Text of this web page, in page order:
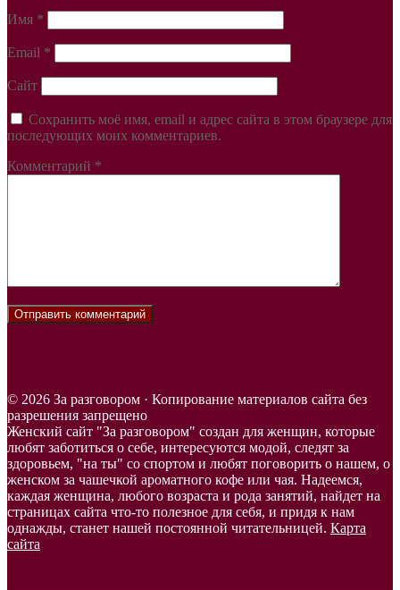
Имя *
Email *
Сайт
Сохранить моё имя, email и адрес сайта в этом браузере для
последующих моих комментариев.
Комментарий *
© 2026 За разговором · Копирование материалов сайта без
разрешения запрещено
Женский сайт "За разговором" создан для женщин, которые
любят заботиться о себе, интересуются модой, следят за
здоровьем, "на ты" со спортом и любят поговорить о нашем, о
женском за чашечкой ароматного кофе или чая. Надеемся,
каждая женщина, любого возраста и рода занятий, найдет на
страницах сайта что-то полезное для себя, и придя к нам
однажды, станет нашей постоянной читательницей. Карта
сайта